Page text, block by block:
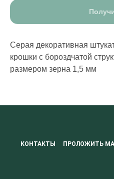
Серая декоративная
крошки с бороздчатой
размером зерна 1,5 мм
КОНТАКТЫ ПРОЛОЖИТЬ